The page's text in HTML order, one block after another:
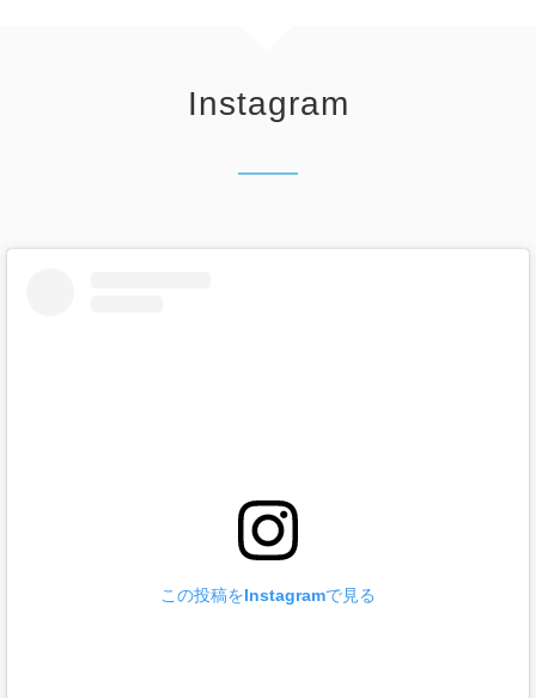
Instagram
この投稿をInstagramで見る